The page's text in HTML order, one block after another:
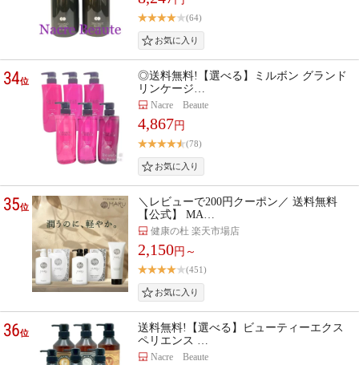
(64)
34位
◎送料無料!【選べる】ミルボン グランド
リンケージ…
Nacre Beaute
4,867円
(78)
35位
＼レビューで200円クーポン／ 送料無料
【公式】 MA…
健康の杜 楽天市場店
2,150円～
(451)
36位
送料無料!【選べる】ビューティーエクス
ペリエンス …
Nacre Beaute